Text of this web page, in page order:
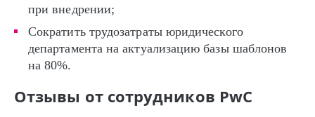
при внедрении;
Сократить трудозатраты юридического
департамента на актуализацию базы шаблонов
на 80%.
Отзывы от сотрудников PwC